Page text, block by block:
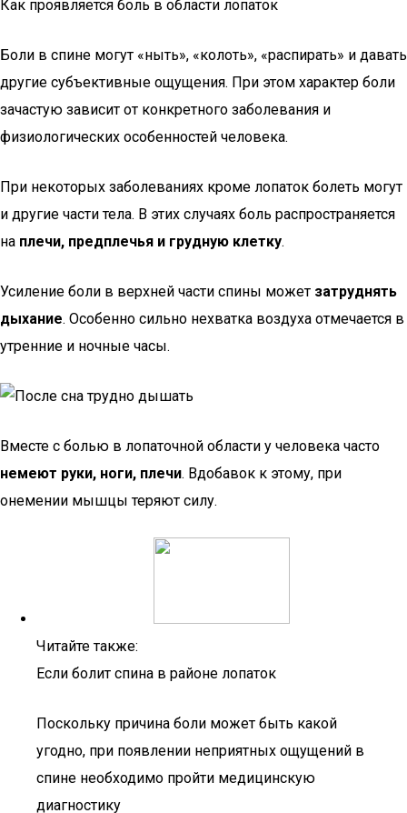
Как проявляется боль в области лопаток
Боли в спине могут «ныть», «колоть», «распирать» и давать
другие субъективные ощущения. При этом характер боли
зачастую зависит от конкретного заболевания и
физиологических особенностей человека.
При некоторых заболеваниях кроме лопаток болеть могут
и другие части тела. В этих случаях боль распространяется
на плечи, предплечья и грудную клетку.
Усиление боли в верхней части спины может затруднять
дыхание. Особенно сильно нехватка воздуха отмечается в
утренние и ночные часы.
Вместе с болью в лопаточной области у человека часто
немеют руки, ноги, плечи. Вдобавок к этому, при
онемении мышцы теряют силу.
Читайте также:
Если болит спина в районе лопаток
Поскольку причина боли может быть какой
угодно, при появлении неприятных ощущений в
спине необходимо пройти медицинскую
диагностику